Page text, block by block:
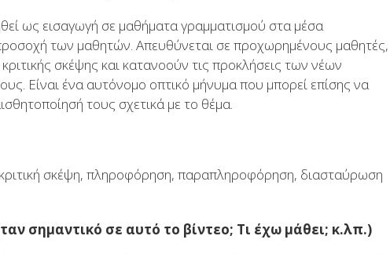
ως εισαγωγή σε μαθήματα γραμματισμού στα μέσα
των μαθητών. Απευθύνεται σε προχωρημένους μαθητές,
σκέψης και κατανοούν τις προκλήσεις των νέων
Είναι ένα αυτόνομο οπτικό μήνυμα που μπορεί επίσης να
τους σχετικά με το θέμα.
σκέψη, πληροφόρηση, παραπληροφόρηση, διασταύρωση
σημαντικό σε αυτό το βίντεο; Τι έχω μάθει; κ.λπ.)